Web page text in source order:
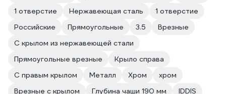
1 отверстие
Нержавеющая сталь
1 отверстие
Российские
Прямоугольные 3.5
Врезные
С крылом из нержавеющей стали
Прямоугольные врезные
Крыло справа
С правым крылом
Металл Хром
хром
Врезные с крылом
Глубина чаши 190 мм
IDDIS